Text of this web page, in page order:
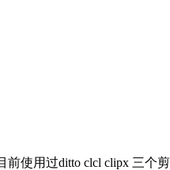
使用过ditto clcl clipx 三